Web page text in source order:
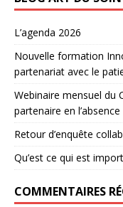
L’agenda 2026
Nouvelle formation
partenariat avec le
Webinaire mensuel du
partenaire en
Retour d’enquête
Qu’est ce qui est
COMMENTAIRES